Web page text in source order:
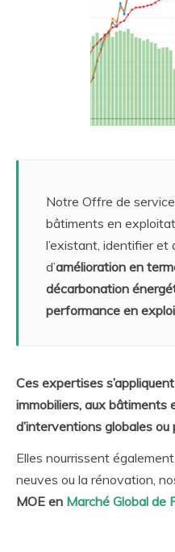
Notre Offre de
bâtiments en
l’existant, identifier et
d’amélioration en
décarbonation
performance en
Ces expertises
immobiliers, aux bâtiments
d’interventions globales ou
Elles nourrissent
neuves ou la rénovation,
MOE en Marché Global de